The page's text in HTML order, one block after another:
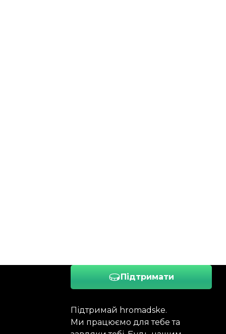
Підтримати
Підтримай hromadske.
Ми працюємо для тебе та